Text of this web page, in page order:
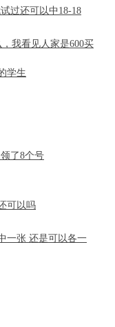
过还可以中18-18
我看见人家是600买
学生
了8个号
可以吗
一张 还是可以各一